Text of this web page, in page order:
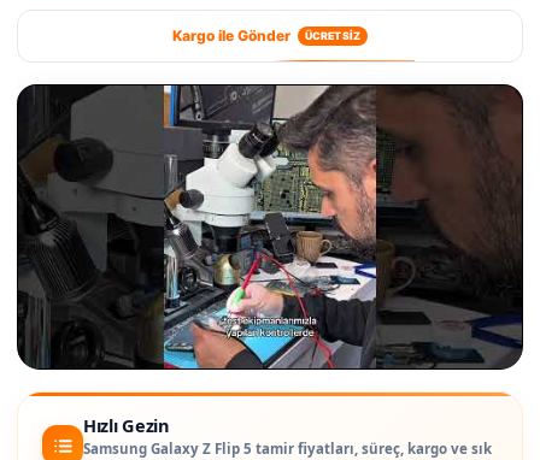
Kargo ile Gönder ÜCRETSİZ
Hızlı Gezin
Samsung Galaxy Z Flip 5 tamir fiyatları, süreç, kargo ve sık